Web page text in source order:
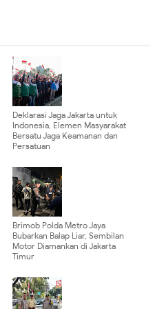
Deklarasi Jaga Jakarta untuk
Indonesia, Elemen Masyarakat
Bersatu Jaga Keamanan dan
Persatuan
Brimob Polda Metro Jaya
Bubarkan Balap Liar, Sembilan
Motor Diamankan di Jakarta
Timur